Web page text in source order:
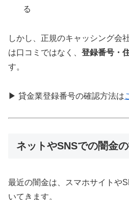
る
しかし、正規のキャッシング会
は口コミではなく、 登録番号・
す。
▶ 貸金業登録番号の確認方法は
ネットやSNSでの闇金
最近の闇金は、スマホサイトや
いてきます。